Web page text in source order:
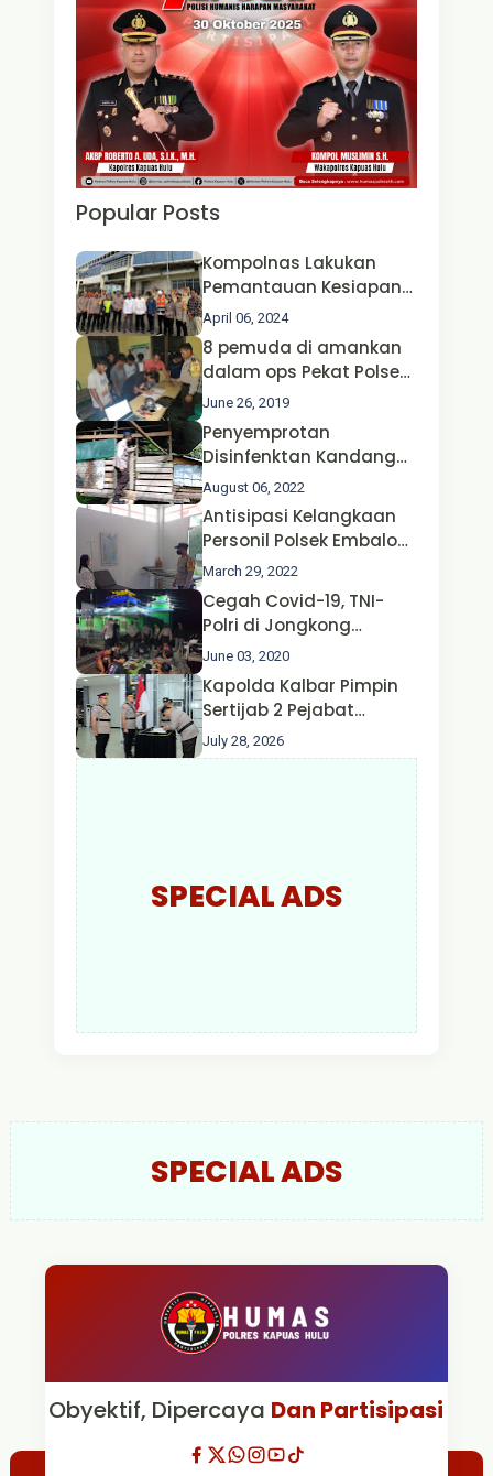
Popular Posts
Kompolnas Lakukan
Pemantauan Kesiapan
Operasi Ketupat 2024 di
Polda Jatim Bersama
Kapolri dan Menteri
Perhubungan
April 06, 2024
8 pemuda di amankan
dalam ops Pekat Polsek
Jongkong
June 26, 2019
Penyemprotan
Disinfenktan Kandang
Ternak Kambing warga
Oleh Satgas Ops Aman
Nusa II Polda Kalbar*
August 06, 2022
Antisipasi Kelangkaan
Personil Polsek Embaloh
Hulu Gencar Lakukan
Pengecekan Oksigen
March 29, 2022
Cegah Covid-19, TNI-
Polri di Jongkong
Himbau Masyarakat
Jangan Kumpul Hinga
Larut Malam.
June 03, 2020
Kapolda Kalbar Pimpin
Sertijab 2 Pejabat
Utama dan 7 Kapolres,
AKBP Wisnu Perdana
July 28, 2026
SPECIAL ADS
SPECIAL ADS
Obyektif, Dipercaya Dan Partisipasi